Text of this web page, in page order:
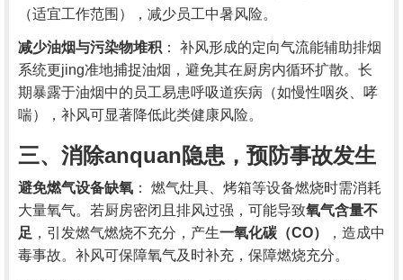
（适宜工作范围），减少员工中暑风险。
减少油烟与污染物堆积 ： 补风形成的定向气流能辅助排烟
系统更jing准地捕捉油烟，避免其在厨房内循环扩散。长
期暴露于油烟中的员工易患呼吸道疾病（如慢性咽炎、哮
喘），补风可显著降低此类健康风险。
三、消除anquan隐患，预防事故发生
避免燃气设备缺氧 ： 燃气灶具、烤箱等设备燃烧时需消耗
大量氧气。若厨房密闭且排风过强，可能导致氧气含量不
足 ，引发燃气燃烧不充分，产生一氧化碳（CO）
，造成中
毒事故。补风可保障氧气及时补充，保障燃烧充分。